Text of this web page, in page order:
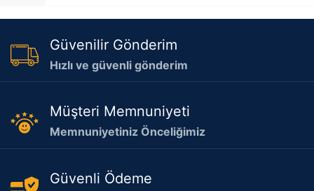
Güvenilir Gönderim
Hızlı ve güvenli gönderim
Müşteri Memnuniyeti
Memnuniyetiniz Önceliğimiz
Güvenli Ödeme